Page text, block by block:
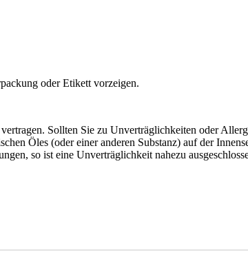
oder Etikett vorzeigen.
Sollten Sie zu Unverträglichkeiten oder
Öles (oder einer anderen Substanz) auf der
so ist eine Unverträglichkeit nahezu